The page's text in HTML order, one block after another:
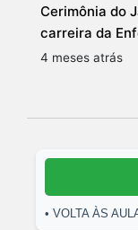
Cerimônia do
carreira da
4 meses atrás
• VOLTA ÀS